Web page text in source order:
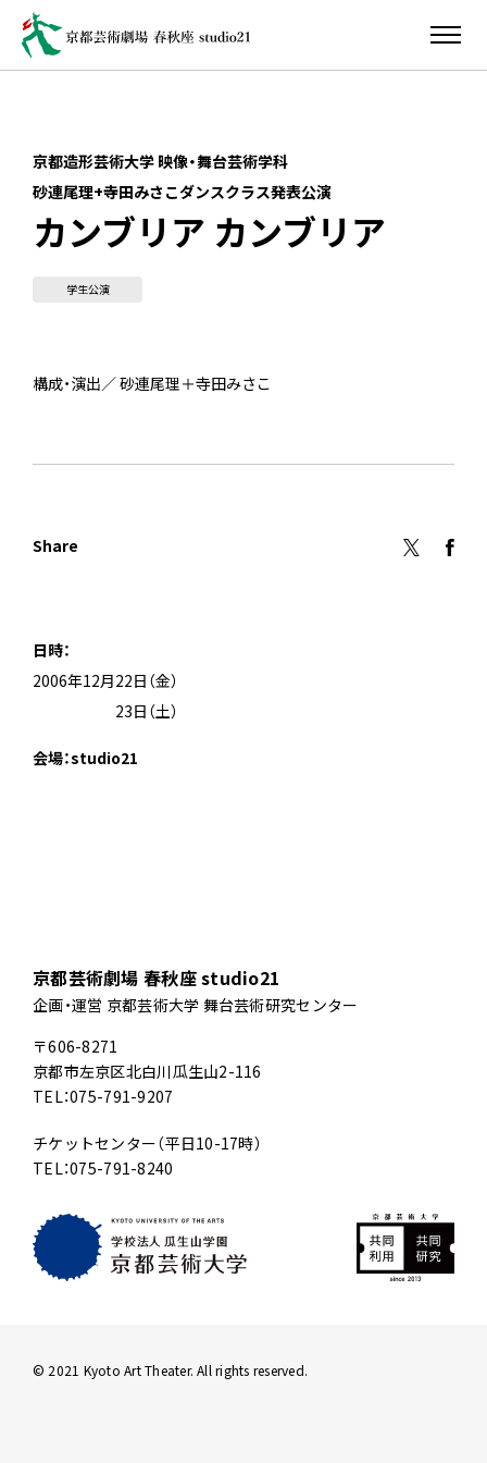
京都造形芸術大学 映像・舞台芸術学科
砂連尾理+寺田みさこダンスクラス発表公演
カンブリア カンブリア
学生公演
構成・演出／ 砂連尾理＋寺田みさこ
Share
日時：
2006年12月22日（金）
23日（土）
会場：studio21
京都芸術劇場 春秋座 studio21
企画・運営 京都芸術大学 舞台芸術研究センター
〒606-8271
京都市左京区北白川瓜生山2-116
TEL：075-791-9207
チケットセンター（平日10-17時）
TEL：075-791-8240
© 2021 Kyoto Art Theater. All rights reserved.